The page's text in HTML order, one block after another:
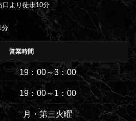
より徒歩10分
分
営業時間
19：00～3：00
19：00～1：00
月・第三火曜